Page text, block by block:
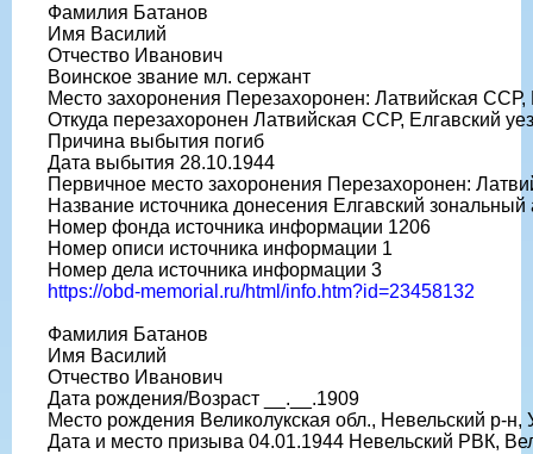
Фамилия Батанов
Имя Василий
Отчество Иванович
Воинское звание мл. сержант
Место захоронения Перезахоронен: Латвийская
Откуда перезахоронен Латвийская ССР, Елгавский
Причина выбытия погиб
Дата выбытия 28.10.1944
Первичное место захоронения Перезахоронен:
Название источника донесения Елгавский
Номер фонда источника информации 1206
Номер описи источника информации 1
Номер дела источника информации 3
https://obd-memorial.ru/html/info.htm?id=23458132
Фамилия Батанов
Имя Василий
Отчество Иванович
Дата рождения/Возраст __.__.1909
Место рождения Великолукская обл., Невельский р-
Дата и место призыва 04.01.1944 Невельский РВК,